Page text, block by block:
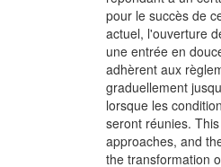
pour le succès de
actuel, l'ouverture
une entrée en
adhèrent aux
graduellement
lorsque les
seront réunies.
approaches, and
the transformation